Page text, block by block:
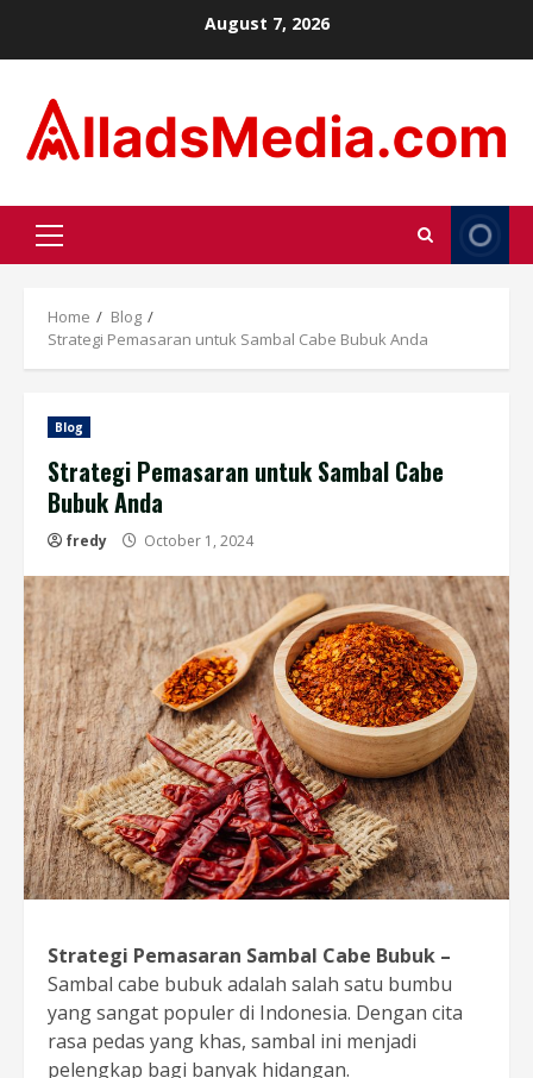
August 7, 2026
Primary
Menu
Home
Blog
Strategi Pemasaran untuk Sambal Cabe Bubuk Anda
Blog
Strategi Pemasaran untuk Sambal Cabe
Bubuk Anda
fredy October 1, 2024
Strategi Pemasaran Sambal Cabe Bubuk –
Sambal cabe bubuk adalah salah satu bumbu
yang sangat populer di Indonesia. Dengan cita
rasa pedas yang khas, sambal ini menjadi
pelengkap bagi banyak hidangan.